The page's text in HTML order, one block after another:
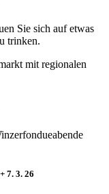
Sie sich auf etwas
trinken.
mit regionalen
7. 3. 26